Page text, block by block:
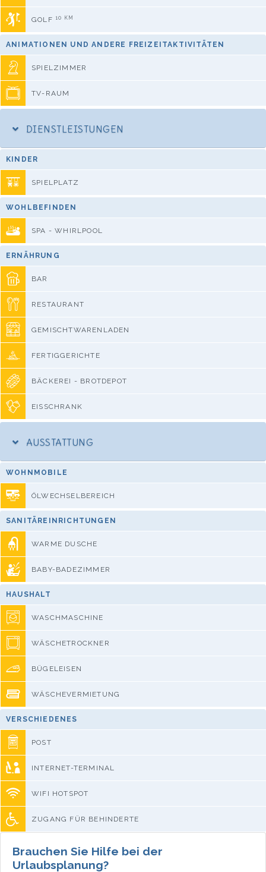
GOLF 10 KM
ANIMATIONEN UND ANDERE FREIZEITAKTIVITÄTEN
SPIELZIMMER
TV-RAUM
DIENSTLEISTUNGEN
KINDER
SPIELPLATZ
WOHLBEFINDEN
SPA - WHIRLPOOL
ERNÄHRUNG
BAR
RESTAURANT
GEMISCHTWARENLADEN
FERTIGGERICHTE
BÄCKEREI - BROTDEPOT
EISSCHRANK
AUSSTATTUNG
WOHNMOBILE
ÖLWECHSELBEREICH
SANITÄREINRICHTUNGEN
WARME DUSCHE
BABY-BADEZIMMER
HAUSHALT
WASCHMASCHINE
WÄSCHETROCKNER
BÜGELEISEN
WÄSCHEVERMIETUNG
VERSCHIEDENES
POST
INTERNET-TERMINAL
WIFI HOTSPOT
ZUGANG FÜR BEHINDERTE
Brauchen Sie Hilfe bei der
Urlaubsplanung?